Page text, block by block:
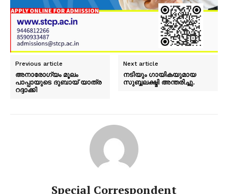
Previous article
അനാരോഗ്യം മൂലം
പാപ്പായുടെ ദുബായ് യാത്ര
റദ്ദാക്കി
Next article
നടിയും ഗായികയുമായ
സുബ്ബലക്ഷ്മി അന്തരിച്ചു.
Special Correspondent